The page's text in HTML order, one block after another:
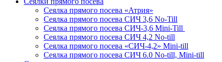
Сеялка прямого посева «Атрия»
Сеялка прямого посева СИЧ 3,6 No-Till
Сеялка прямого посева СИЧ-3,6 Mini-Till
Сеялка прямого посева СИЧ 4,2 No-till
Сеялка прямого посева «СИЧ-4,2» Mini-till
Сеялка прямого посева СИЧ 6.0 No-till, Mini-till